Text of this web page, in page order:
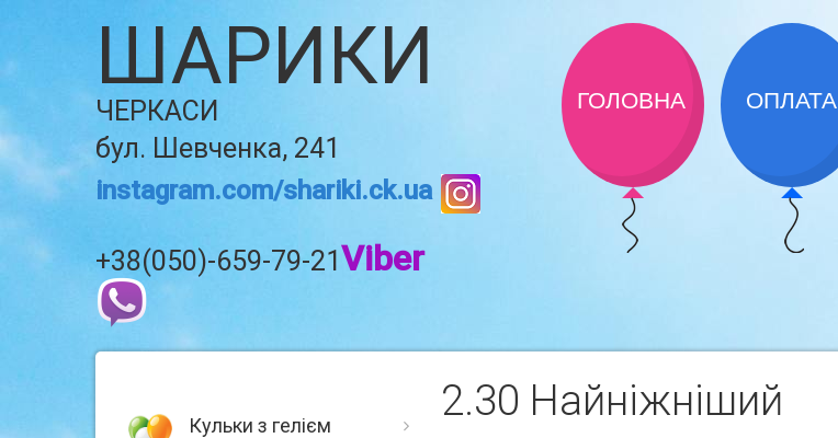
ШАРИКИ
ЧЕРКАСИ
бул. Шевченка, 241
instagram.com/shariki.ck.ua
+38(050)-659-79-21Viber
ГОЛОВНА ОПЛАТА
Кульки з гелієм
2.30 Найнiжнiший